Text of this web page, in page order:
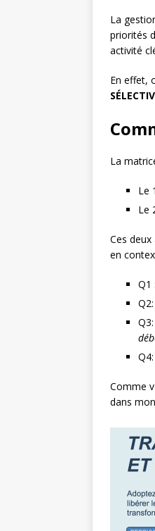
La
priorités
activité
En effet,
La
Le
Le
Ces
en
Q1
Comme
dans mon